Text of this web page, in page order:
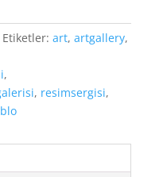
Etiketler: art, artgallery,
,
, resimsergisi,